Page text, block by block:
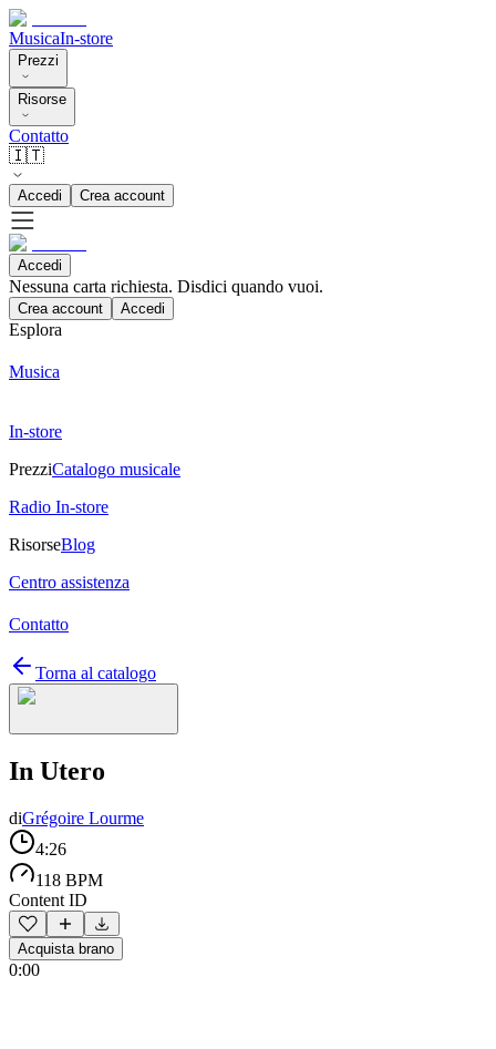
MusicaIn-store
Prezzi
Risorse
Contatto
🇮🇹
Accedi Crea account
Accedi
Nessuna carta richiesta. Disdici quando vuoi.
Crea account Accedi
Esplora
Musica
In-store
PrezziCatalogo musicale
Radio In-store
RisorseBlog
Centro assistenza
Contatto
Torna al catalogo
In Utero
diGrégoire Lourme
4:26
118 BPM
Content ID
Acquista brano
0:00